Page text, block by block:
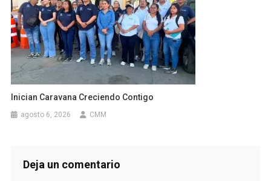
Inician Caravana Creciendo Contigo
agosto 6, 2026 CMM
Deja un comentario